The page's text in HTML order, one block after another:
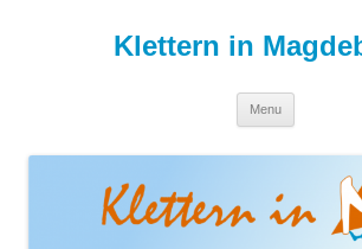
Klettern in
Menu